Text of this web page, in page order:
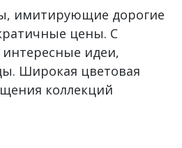
имитирующие дорогие
цены. С
идеи,
Широкая цветовая
коллекций